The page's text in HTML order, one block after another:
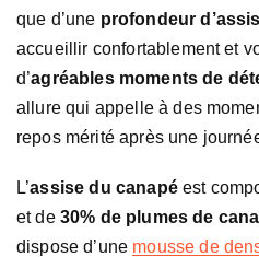
que d’une profondeur
accueillir confortablement et
d’agréables moments de
allure qui appelle à des
repos mérité après une
L’assise du canapéest
et de 30% de plumes de
dispose d’une mousse de